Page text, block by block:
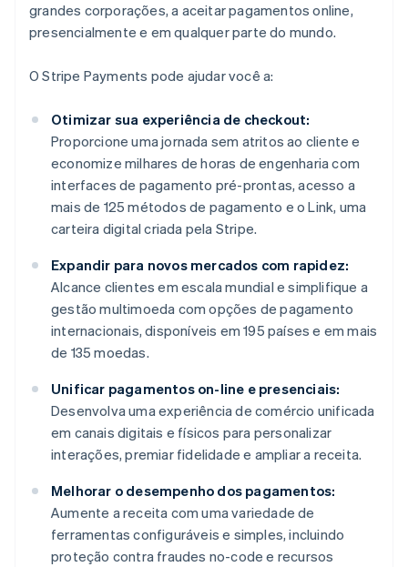
grandes corporações, a aceitar pagamentos online,
presencialmente e em qualquer parte do mundo.
O Stripe Payments pode ajudar você a:
Otimizar sua experiência de checkout:
Proporcione uma jornada sem atritos ao cliente e
economize milhares de horas de engenharia com
interfaces de pagamento pré-prontas, acesso a
mais de 125 métodos de pagamento e o Link, uma
carteira digital criada pela Stripe.
Expandir para novos mercados com rapidez:
Alcance clientes em escala mundial e simplifique a
gestão multimoeda com opções de pagamento
internacionais, disponíveis em 195 países e em mais
de 135 moedas.
Unificar pagamentos on-line e presenciais:
Desenvolva uma experiência de comércio unificada
em canais digitais e físicos para personalizar
interações, premiar fidelidade e ampliar a receita.
Melhorar o desempenho dos pagamentos:
Aumente a receita com uma variedade de
ferramentas configuráveis e simples, incluindo
proteção contra fraudes no-code e recursos